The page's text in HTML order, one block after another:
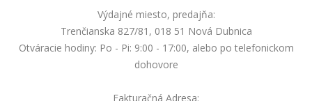
Výdajné miesto, predajňa:
Trenčianska 827/81, 018 51 Nová Dubnica
Otváracie hodiny: Po - Pi: 9:00 - 17:00, alebo po telefonickom
dohovore
Fakturačná Adresa: